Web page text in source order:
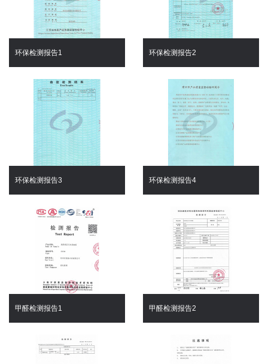
环保检测报告1 环保检测报告2
环保检测报告3 环保检测报告4
甲醛检测报告1 甲醛检测报告2